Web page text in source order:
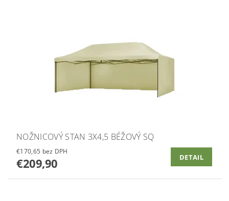
NOŽNICOVÝ STAN 3X4,5 BÉŽOVÝ SQ
€170,65 bez DPH
€209,90 DETAIL